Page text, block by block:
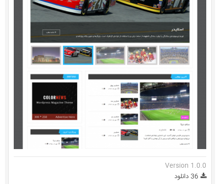
Version 1.0.0